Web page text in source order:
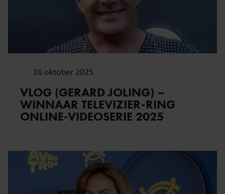
16 oktober 2025
VLOG (GERARD JOLING) –
WINNAAR TELEVIZIER-RING
ONLINE-VIDEOSERIE 2025